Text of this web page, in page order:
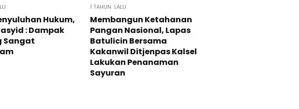
Hukum,
: Dampak
Sangat
1 TAHUN LALU
Membangun Ketahanan
Pangan Nasional, Lapas
Batulicin Bersama
Kakanwil Ditjenpas Kalsel
Lakukan Penanaman
Sayuran